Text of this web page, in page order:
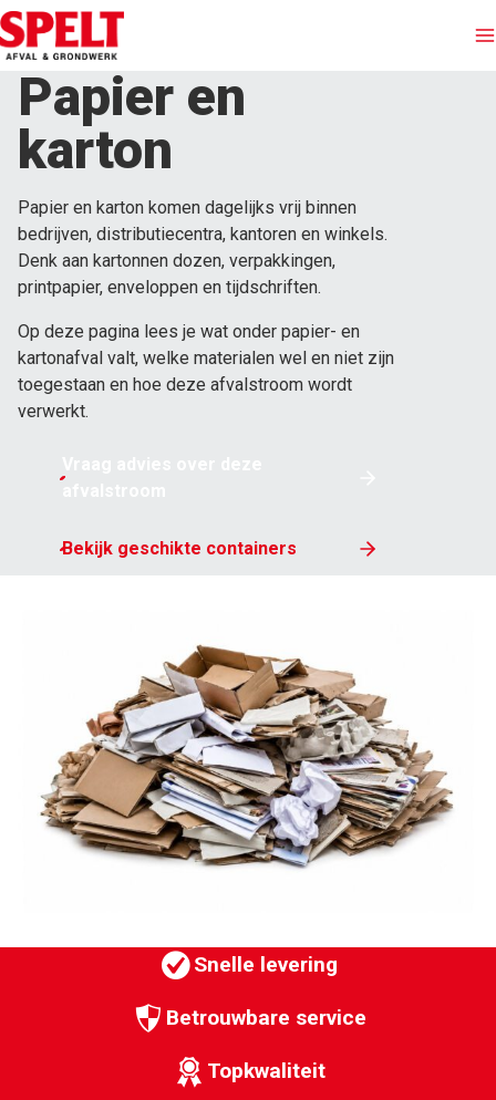
Afvalinzameling
Afvalstromen
Grondwerken
Werken bij
Nieuws
Papier en
karton
Papier en karton komen dagelijks vrij binnen
bedrijven, distributiecentra, kantoren en winkels.
Denk aan kartonnen dozen, verpakkingen,
printpapier, enveloppen en tijdschriften.
Op deze pagina lees je wat onder papier- en
kartonafval valt, welke materialen wel en niet zijn
toegestaan en hoe deze afvalstroom wordt
verwerkt.
Bekijk geschikte containers
Snelle levering
Betrouwbare service
Topkwaliteit